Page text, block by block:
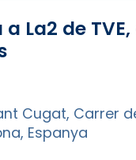
a La2 de
Cugat, Carrer
Espanya